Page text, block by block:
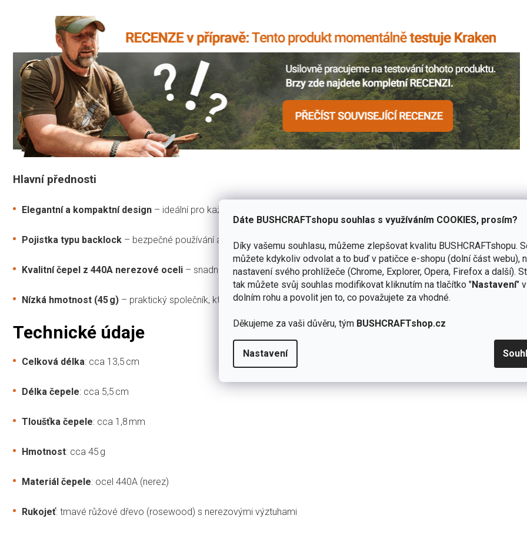
Dáte BUSHCRAFTshopu souhlas s využíváním COOKIES, prosím?
Díky vašemu souhlasu, můžeme zlepšovat kvalitu BUSHCRAFTshopu.
můžete kdykoliv odvolat a to buď v patičce e-shopu (dolní část webu),
nastavení svého prohlížeče (Chrome, Explorer, Opera, Firefox a další).
tak můžete svůj souhlas modifikovat kliknutím na tlačítko "Nastavení"
dolním rohu a povolit jen to, co považujete za vhodné.
Děkujeme za vaši důvěru, tým BUSHCRAFTshop.cz
Nastavení
Hlavní přednosti
Elegantní a kompaktní design – ideální pro každodenní nošení
Pojistka typu backlock – bezpečné používání a jistota při práci.
Kvalitní čepel z 440A nerezové oceli – snadná údržba, dobrá odolnost proti korozi.
Nízká hmotnost (45 g) – praktický společník, který nezatíží kapsu anibatoh .
Technické údaje
Celková délka: cca 13,5 cm
Délka čepele: cca 5,5 cm
Tloušťka čepele: cca 1,8 mm
Hmotnost: cca 45 g
Materiál čepele: ocel 440A (nerez)
Rukojeť: tmavé růžové dřevo (rosewood) s nerezovými výztuhami